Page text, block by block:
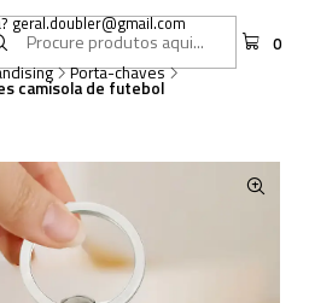
0
geral.doubler@gmail.com
Porta-chaves
camisola de futebol